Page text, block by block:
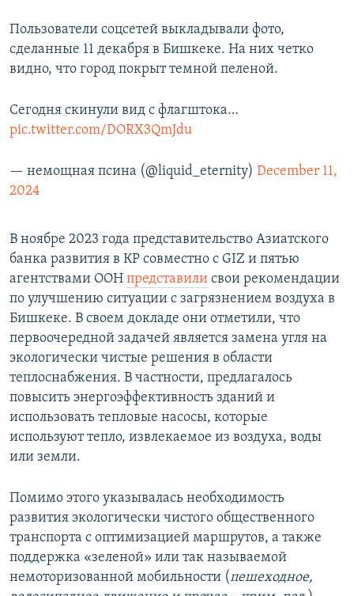
Пользователи соцсетей выкладывали фото,
сделанные 11 декабря в Бишкеке. На них четко
видно, что город покрыт темной пеленой.
Сегодня скинули вид с флагштока…
pic.twitter.com/DORX3QmJdu
— немощная псина (@liquid_eternity) December 11,
2024
В ноябре 2023 года представительство Азиатского
банка развития в КР совместно с GIZ и пятью
агентствами ООН представили свои рекомендации
по улучшению ситуации с загрязнением воздуха в
Бишкеке. В своем докладе они отметили, что
первоочередной задачей является замена угля на
экологически чистые решения в области
теплоснабжения. В частности, предлагалось
повысить энергоэффективность зданий и
использовать тепловые насосы, которые
используют тепло, извлекаемое из воздуха, воды
или земли.
Помимо этого указывалась необходимость
развития экологически чистого общественного
транспорта с оптимизацией маршрутов, а также
поддержка «зеленой» или так называемой
немоторизованной мобильности (пешеходное,